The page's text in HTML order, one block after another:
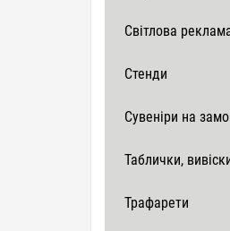
Світлова
Стенди
Сувеніри на
Таблички,
Трафарети